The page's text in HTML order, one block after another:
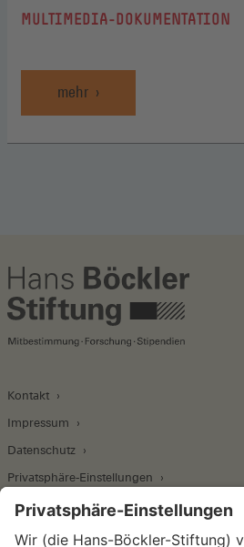
:MULTIMEDIA-DOKUMENTATION
mehr
Kontakt
Impressum
Datenschutz
Privatsphäre-Einstellungen
Wirtschafts- und